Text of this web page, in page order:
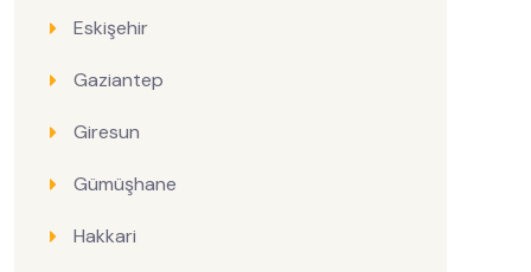
Eskişehir
Gaziantep
Giresun
Gümüşhane
Hakkari